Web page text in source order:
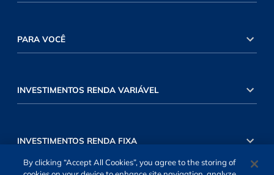
PARA VOCÊ
INVESTIMENTOS RENDA VARIÁVEL
INVESTIMENTOS RENDA FIXA
By clicking “Accept All Cookies”, you agree to the storing of